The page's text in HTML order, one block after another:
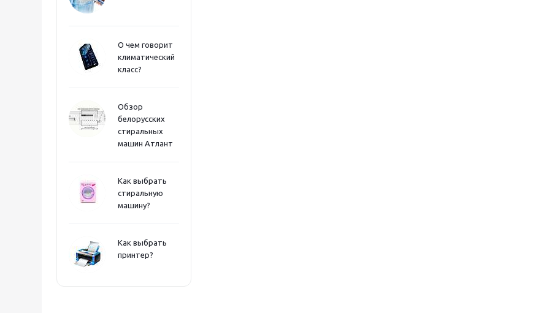
О чем говорит
климатический
класс?
Обзор
белорусских
стиральных
машин Атлант
Как выбрать
стиральную
машину?
Как выбрать
принтер?